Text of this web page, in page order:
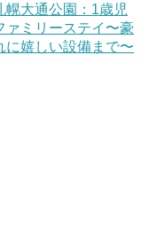
幌大通公園：1歳児
ァミリーステイ〜豪
に嬉しい設備まで〜